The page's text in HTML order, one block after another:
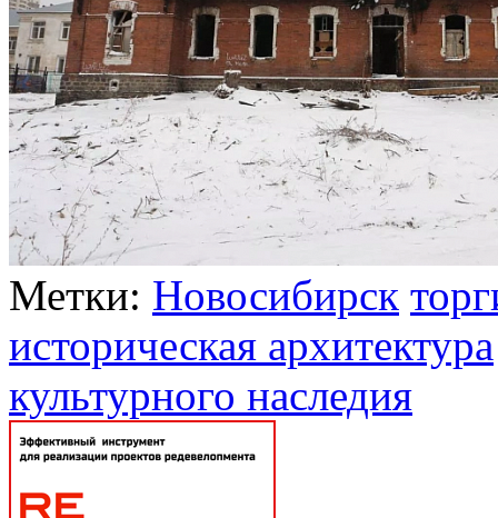
Метки: Новосибирск
историческая архитектура
культурного наследия